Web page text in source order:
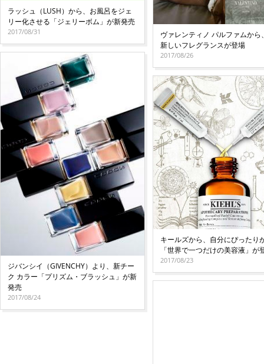
ラッシュ（LUSH）から、お風呂をジェ
リー化させる「ジェリーボム」が新発売
2017/08/31
ヴァレンティノ パルファムから
新しいフレグランスが登場
2017/08/26
ジバンシイ（GIVENCHY）より、新チー
ク カラー「プリズム・ブラッシュ」が新
発売
2017/08/24
キールズから、自分にぴったり
「世界で一つだけの美容液」が
2017/08/23